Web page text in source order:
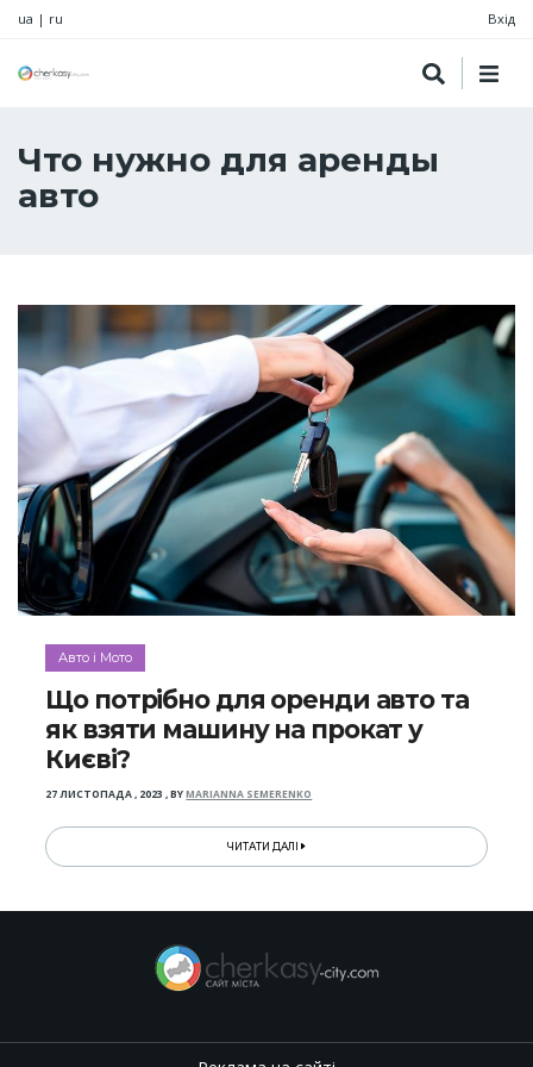
ua | ru Вхід
Что нужно для аренды
авто
Авто і Мото
Що потрібно для оренди авто та
як взяти машину на прокат у
Києві?
27 ЛИСТОПАДА , 2023 ,BYMARIANNA SEMERENKO
ЧИТАТИ ДАЛІ